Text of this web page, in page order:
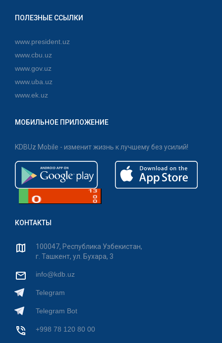
ПОЛЕЗНЫЕ ССЫЛКИ
www.president.uz
www.cbu.uz
www.gov.uz
www.uba.uz
www.ek.uz
МОБИЛЬНОЕ ПРИЛОЖЕНИЕ
KDBUz Mobile - изменит жизнь к лучшему без усилий!
КОНТАКТЫ
100047, Республика Узбекистан,
г. Ташкент, ул. Бухара, 3
info@kdb.uz
Telegram
Telegram Bot
+998 78 120 80 00